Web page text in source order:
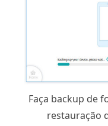
Faça backup de
restauração